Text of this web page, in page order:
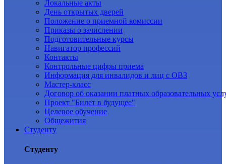
Локальные акты
День открытых дверей
Положение о приемной комиссии
Приказы о зачислении
Подготовительные курсы
Навигатор профессий
Контакты
Контрольные цифры приема
Информация для инвалидов и лиц с ОВЗ
Мастер-класс
Договор об оказании платных образовательных
Проект "Билет в будущее"
Целевое обучение
Общежития
Студенту
Студенту